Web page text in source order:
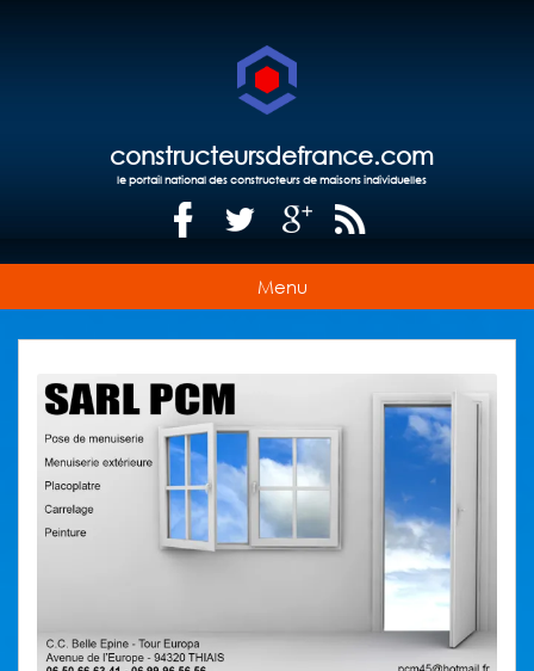
constructeursdefrance.com
le portail national des constructeurs de maisons individuelles
Menu